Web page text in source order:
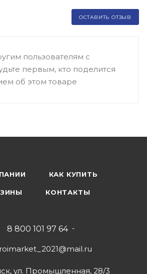
ОСТАВИТЬ ОТЗЫВ
пользователям с
первым, кто поделится
об этом товаре
КАК КУПИТЬ
КОНТАКТЫ
8 800 101 97 64
ул. Промышленная, 28/3